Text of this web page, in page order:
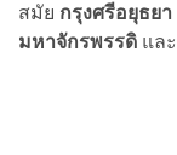
สมัย กรุงศรีอยุธยา
มหาจักรพรรดิ และ